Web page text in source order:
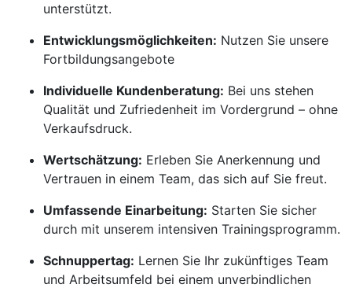
unterstützt.
Entwicklungsmöglichkeiten: Nutzen Sie unsere
Fortbildungsangebote
Individuelle Kundenberatung: Bei uns stehen
Qualität und Zufriedenheit im Vordergrund – ohne
Verkaufsdruck.
Wertschätzung: Erleben Sie Anerkennung und
Vertrauen in einem Team, das sich auf Sie freut.
Umfassende Einarbeitung: Starten Sie sicher
durch mit unserem intensiven Trainingsprogramm.
Schnuppertag: Lernen Sie Ihr zukünftiges Team
und Arbeitsumfeld bei einem unverbindlichen